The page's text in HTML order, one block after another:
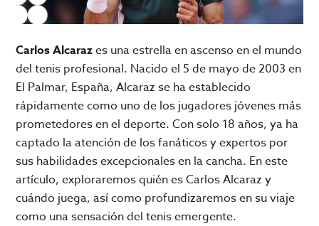
Carlos Alcarazes una estrella en ascenso en el mundo
del tenis profesional. Nacido el 5 de mayo de 2003 en
El Palmar, España, Alcaraz se ha establecido
rápidamente como uno de los jugadores jóvenes más
prometedores en el deporte. Con solo 18 años, ya ha
captado la atención de los fanáticos y expertos por
sus habilidades excepcionales en la cancha. En este
artículo, exploraremos quién es Carlos Alcaraz y
cuándo juega, así como profundizaremos en su viaje
como una sensación del tenis emergente.